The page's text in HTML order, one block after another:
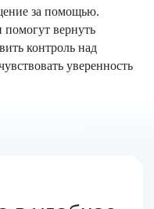
за помощью.
вернуть
контроль над
уверенность